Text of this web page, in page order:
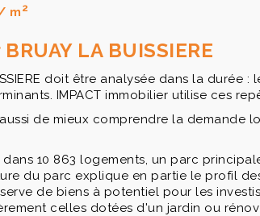
m2
LA BUISSIERE
doit être analysée dans la
IMPACT immobilier utilise ces
de mieux comprendre la
10 863 logements, un parc
du parc explique en partie le profil
de biens à potentiel pour les
celles dotées d'un jardin ou